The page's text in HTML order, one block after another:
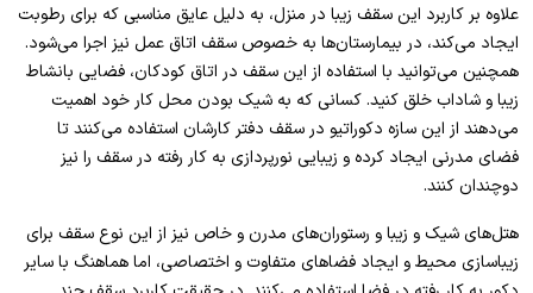
علاوه بر کاربرد این سقف زیبا در منزل، به دلیل عایق مناسبی که برای رطوبت
ایجاد می‌کند، در بیمارستان‌ها به خصوص سقف اتاق عمل نیز اجرا می‌شود.
همچنین می‌توانید با استفاده از این سقف در اتاق کودکان، فضایی بانشاط
زیبا و شاداب خلق کنید. کسانی که به شیک بودن محل کار خود اهمیت
می‌دهند از این سازه دکوراتیو در سقف دفتر کارشان استفاده می‌کنند تا
فضای مدرنی ایجاد کرده و زیبایی نورپردازی به کار رفته در سقف را نیز
دوچندان کنند.
هتل‌های شیک و زیبا و رستوران‌های مدرن و خاص نیز از این نوع سقف برای
زیباسازی محیط و ایجاد فضاهای متفاوت و اختصاصی، اما هماهنگ با سایر